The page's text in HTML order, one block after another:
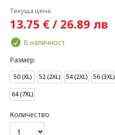
Текуща цена:
13.75 € / 26.89 лв
В наличност
Размер:
50 (XL) 52 (2XL) 54 (2XL) 56 (3XL)
64 (7XL)
Количество